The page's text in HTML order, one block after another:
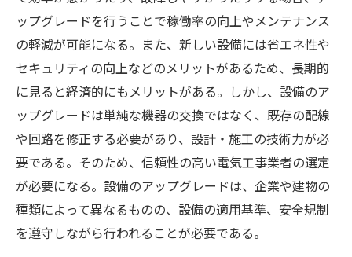
ップグレードを行うことで稼働率の向上やメンテナンス
の軽減が可能になる。また、新しい設備には省エネ性や
セキュリティの向上などのメリットがあるため、長期的
に見ると経済的にもメリットがある。しかし、設備のア
ップグレードは単純な機器の交換ではなく、既存の配線
や回路を修正する必要があり、設計・施工の技術力が必
要である。そのため、信頼性の高い電気工事業者の選定
が必要になる。設備のアップグレードは、企業や建物の
種類によって異なるものの、設備の適用基準、安全規制
を遵守しながら行われることが必要である。